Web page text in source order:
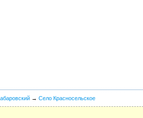
→ Село Красносельское